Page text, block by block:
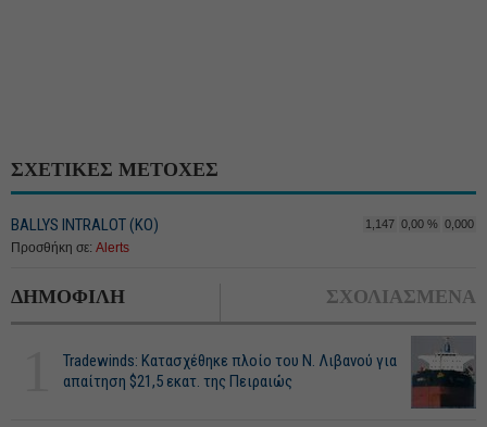
ΣΧΕΤΙΚΕΣ ΜΕΤΟΧΕΣ
BALLYS INTRALOT (ΚΟ) 1,147 0,00 % 0,000
Προσθήκη σε: Alerts
ΔΗΜΟΦΙΛΗ ΣΧΟΛΙΑΣΜΕΝΑ
Tradewinds: Κατασχέθηκε πλοίο του Ν. Λιβανού για
απαίτηση $21,5 εκατ. της Πειραιώς